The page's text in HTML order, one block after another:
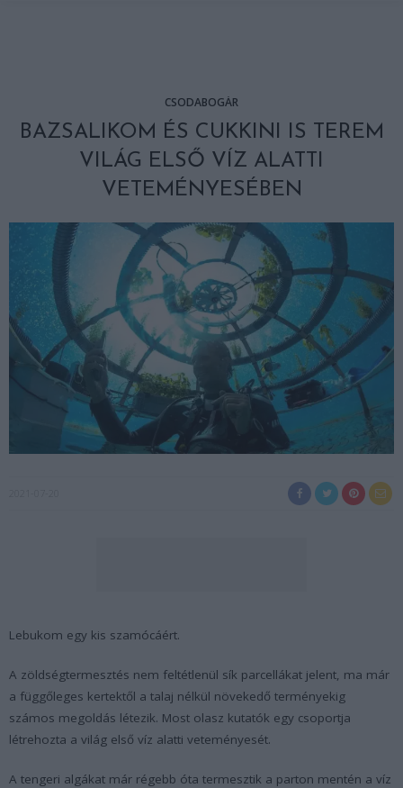
CSODABOGÁR
BAZSALIKOM ÉS CUKKINI IS TEREM
VILÁG ELSŐ VÍZ ALATTI
VETEMÉNYESÉBEN
Lebukom egy kis szamócáért.
A zöldségtermesztés nem feltétlenül sík parcellákat jelent, ma már
a függőleges kertektől a talaj nélkül növekedő terményekig
számos megoldás létezik. Most olasz kutatók egy csoportja
létrehozta a világ első víz alatti veteményesét.
A tengeri algákat már régebb óta termesztik a parton mentén a víz